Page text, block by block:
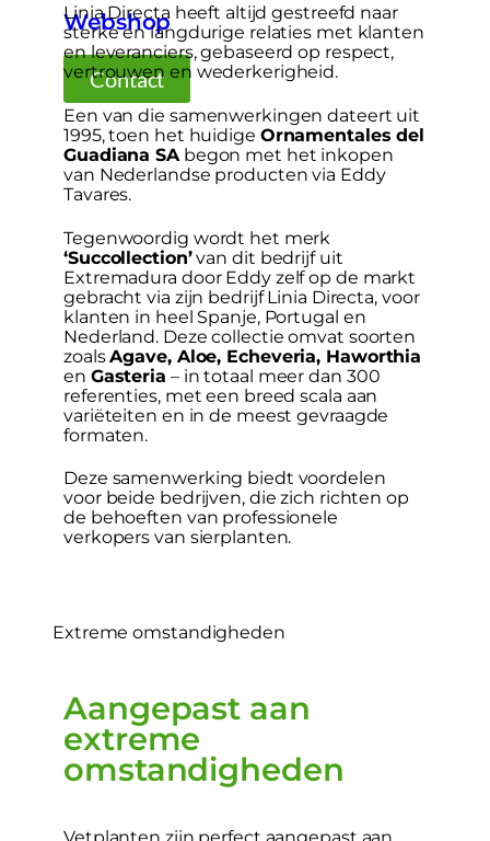
Webshop
Contact
Linia Directa heeft altijd gestreefd naar
sterke en langdurige relaties met klanten
en leveranciers, gebaseerd op respect,
vertrouwen en wederkerigheid.
Een van die samenwerkingen dateert uit
1995, toen het huidige Ornamentales del
Guadiana SAbegon met het inkopen
van Nederlandse producten via Eddy
Tavares.
Tegenwoordig wordt het merk
‘Succollection’van dit bedrijf uit
Extremadura door Eddy zelf op de markt
gebracht via zijn bedrijf Linia Directa, voor
klanten in heel Spanje, Portugal en
Nederland. Deze collectie omvat soorten
zoalsAgave, Aloe, Echeveria, Haworthia
en Gasteria – in totaal meer dan 300
referenties, met een breed scala aan
variëteiten en in de meest gevraagde
formaten.
Deze samenwerking biedt voordelen
voor beide bedrijven, die zich richten op
de behoeften van professionele
verkopers van sierplanten.
Extreme omstandigheden
Aangepast aan
extreme
omstandigheden